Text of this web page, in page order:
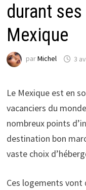
durant
Mexique
parMichel 3
Le Mexique est en
vacanciers du
nombreux points
destination bon
vaste choix
Ces logements vont